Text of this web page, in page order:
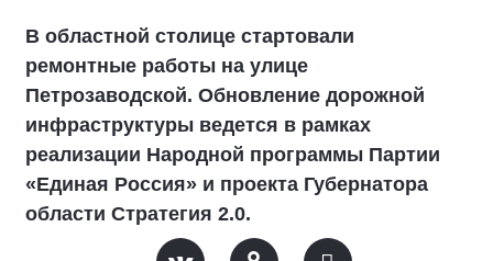
В областной столице стартовали
ремонтные работы на улице
Петрозаводской. Обновление дорожной
инфраструктуры ведется в рамках
реализации Народной программы Партии
«Единая Россия» и проекта Губернатора
области Стратегия 2.0.